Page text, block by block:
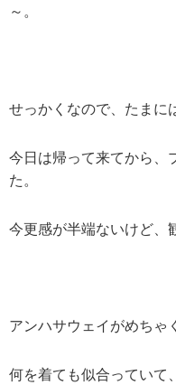
～。
せっかくなので、たまに
今日は帰って来てから、
た。
今更感が半端ないけど、
アンハサウェイがめちゃ
何を着ても似合っていて